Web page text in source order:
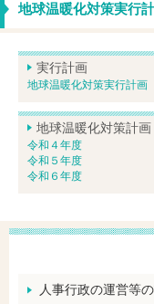
地球温暖化対策実行
実行計画
地球温暖化対策実行計画
地球温暖化対策計
令和４年度
令和５年度
令和６年度
人事行政の運営等